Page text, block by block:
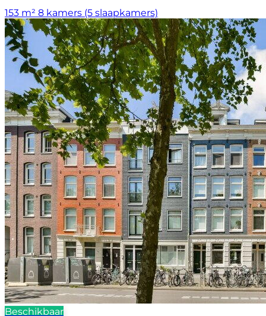
153 m² 8 kamers (5 slaapkamers)
Beschikbaar